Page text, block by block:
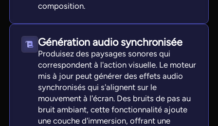
composition.
Génération audio synchronisée
Produisez des paysages sonores qui
correspondent à l'action visuelle. Le moteur
mis à jour peut générer des effets audio
synchronisés qui s'alignent sur le
mouvement à l'écran. Des bruits de pas au
bruit ambiant, cette fonctionnalité ajoute
une couche d'immersion, offrant une